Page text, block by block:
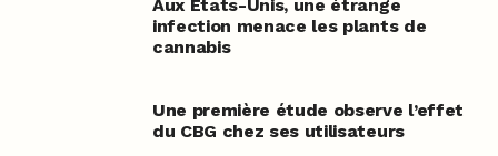
Aux Etats-Unis, une étrange
infection menace les plants de
cannabis
Une première étude observe l’effet
du CBG chez ses utilisateurs